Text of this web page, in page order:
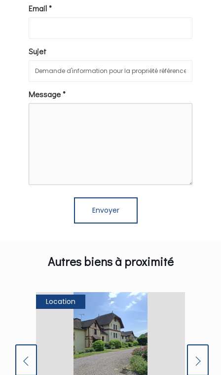
Email *
Sujet
Message *
Autres biens à proximité
Location